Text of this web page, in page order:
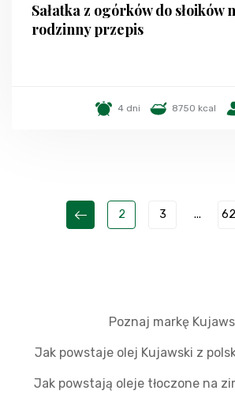
Sałatka z ogórków do słoików
rodzinny przepis
4 dni 8750 kcal
2 3 ...
Poznaj markę
Jak powstaje olej Kujawski z
Jak powstają oleje tłoczone na